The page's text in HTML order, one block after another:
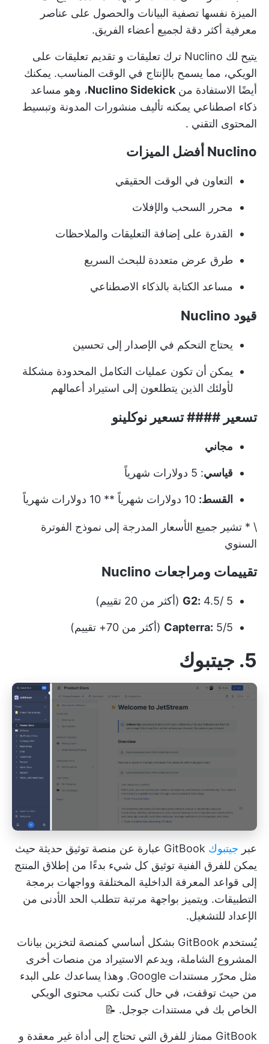
الميزة نفسها تصفية البيانات والحصول على عناصر
معرفية أكثر دقة لجميع أعضاء الفريق.
يتيح لك Nuclino ترك تعليقات و تقديم تعليقات على
الويكي، مما يسمح بالإنتاج في الوقت المناسب. يمكنك
أيضًا الاستفادة منNuclino Sidekick، وهو مساعد
ذكاء اصطناعي يمكنه تأليف منشورات المدونة وتبسيط
المحتوى التقني .
Nuclino أفضل الميزات
التعاون في الوقت الحقيقي
محرر السحب والإفلات
القدرة على إضافة التعليقات والملاحظات
طرق عرض متعددة للبحث السريع
مساعد الكتابة بالذكاء الاصطناعي
قيود Nuclino
يحتاج التحكم في الإصدار إلى تحسين
يمكن أن تكون عمليات التكامل المحدودة مشكلة
لأولئك الذين يتطلعون إلى استيراد أعمالهم
تسعير #### تسعير نوكلينو
مجاني
قياسي: 5 دولارات شهرياً
القسط:
\ * تشير جميع الأسعار المدرجة إلى نموذج الفوترة
السنوي
تقييمات ومراجعات Nuclino
G2: 4.5/ 5 (أكثر من 20 تقييم)
Capterra: 5/5 (أكثر من 70+ تقييم)
5. جيتبوك
عبر جيتبوك
GitBook عبارة عن منصة توثيق حديثة حيث
يمكن للفرق الفنية توثيق كل شيء بدءًا من إطلاق المنتج
إلى قواعد المعرفة الداخلية المختلفة وواجهات برمجة
التطبيقات. ويتميز بواجهة مرتبة تتطلب الحد الأدنى من
الإعداد للتشغيل.
يُستخدم GitBook بشكل أساسي كمنصة لتخزين بيانات
المشروع الشاملة، ويدعم الاستيراد من منصات أخرى
مثل محرّر مستندات Google. وهذا يساعدك على البدء
من حيث توقفت، في حال كنت تكتب محتوى الويكي
الخاص بك في مستندات جوجل. 📝
GitBook ممتاز للفرق التي تحتاج إلى أداة غير معقدة و